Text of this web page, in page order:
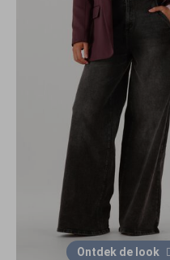
Ontdek de look